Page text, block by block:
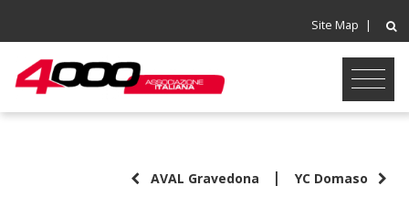
Site Map |
AVAL Gravedona | YC Domaso